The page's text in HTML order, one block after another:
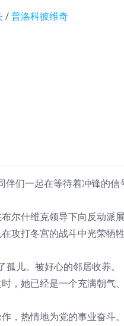
/普洛科彼维奇
们一起在等待着冲锋的信
尔什维克领导下向反动派
攻打冬宫的战斗中光荣牺
儿。被好心的邻居收养。
，她已经是一个充满朝气
，热情地为党的事业奋斗